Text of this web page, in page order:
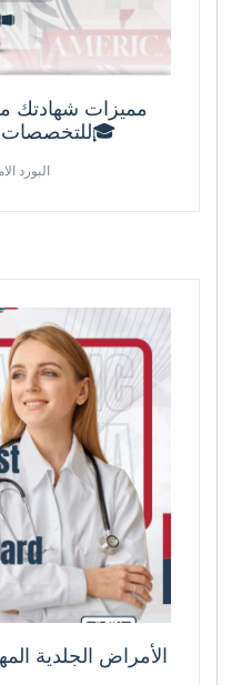
للتخصصات الطبية والصحية🎓
البورد
الأمراض الجلدية